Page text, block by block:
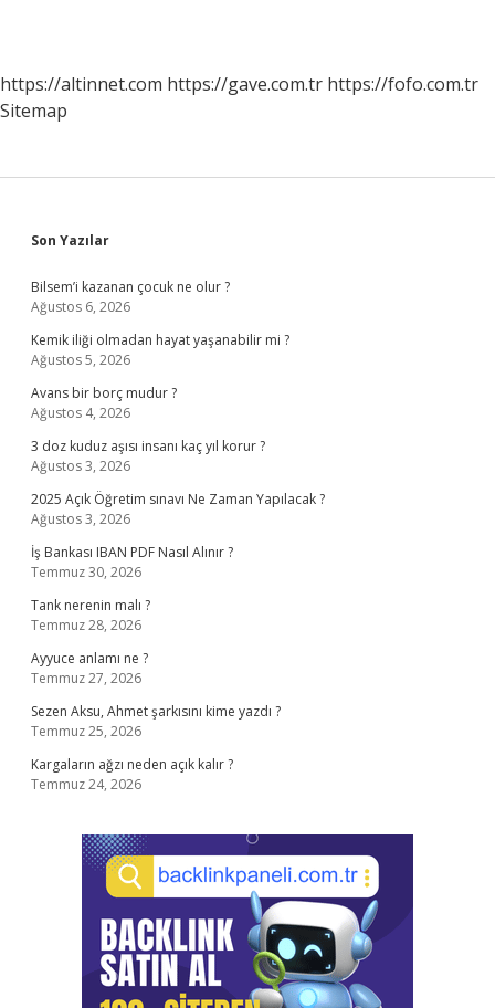
https://altinnet.com https://gave.com.tr https://fofo.com.tr
Sitemap
Sidebar
Son Yazılar
Bilsem’i kazanan çocuk ne olur ?
Ağustos 6, 2026
Kemik iliği olmadan hayat yaşanabilir mi ?
Ağustos 5, 2026
Avans bir borç mudur ?
Ağustos 4, 2026
3 doz kuduz aşısı insanı kaç yıl korur ?
Ağustos 3, 2026
2025 Açık Öğretim sınavı Ne Zaman Yapılacak ?
Ağustos 3, 2026
İş Bankası IBAN PDF Nasıl Alınır ?
Temmuz 30, 2026
Tank nerenin malı ?
Temmuz 28, 2026
Ayyuce anlamı ne ?
Temmuz 27, 2026
Sezen Aksu, Ahmet şarkısını kime yazdı ?
Temmuz 25, 2026
Kargaların ağzı neden açık kalır ?
Temmuz 24, 2026